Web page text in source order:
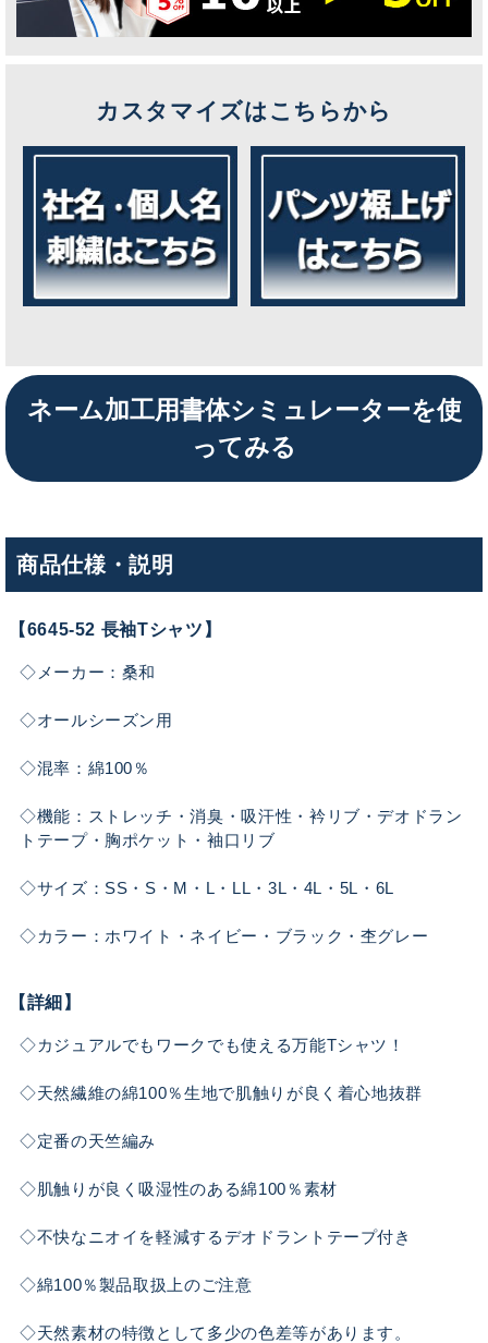
カスタマイズはこちらから
ネーム加工用書体シミュレーターを使
ってみる
商品仕様・説明
【6645-52 長袖Tシャツ】
◇メーカー：桑和
◇オールシーズン用
◇混率：綿100％
◇機能：ストレッチ・消臭・吸汗性・衿リブ・デオドラン
トテープ・胸ポケット・袖口リブ
◇サイズ：SS・S・M・L・LL・3L・4L・5L・6L
◇カラー：ホワイト・ネイビー・ブラック・杢グレー
【詳細】
◇カジュアルでもワークでも使える万能Tシャツ！
◇天然繊維の綿100％生地で肌触りが良く着心地抜群
◇定番の天竺編み
◇肌触りが良く吸湿性のある綿100％素材
◇不快なニオイを軽減するデオドラントテープ付き
◇綿100％製品取扱上のご注意
◇天然素材の特徴として多少の色差等があります。